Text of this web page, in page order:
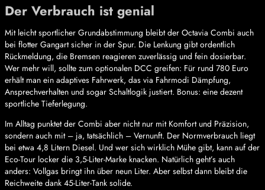
Der Verbrauch ist genial
Mit leicht sportlicher Grundabstimmung bleibt der Octavia Combi auch
bei flotter Gangart sicher in der Spur. Die Lenkung gibt ordentlich
Rückmeldung, die Bremsen reagieren zuverlässig und fein dosierbar.
Wer mehr will, sollte zum optionalen DCC greifen: Für rund 780 Euro
erhält man ein adaptives Fahrwerk, das via Fahrmodi Dämpfung,
Ansprechverhalten und sogar Schaltlogik justiert. Bonus: eine dezent
sportliche Tieferlegung.
Im Alltag punktet der Combi aber nicht nur mit Komfort und Präzision,
sondern auch mit – ja, tatsächlich – Vernunft. Der Normverbrauch liegt
bei etwa 4,8 Litern Diesel. Und wer sich wirklich Mühe gibt, kann auf der
Eco-Tour locker die 3,5-Liter-Marke knacken. Natürlich geht’s auch
anders: Vollgas bringt ihn über neun Liter. Aber selbst dann bleibt die
Reichweite dank 45-Liter-Tank solide.